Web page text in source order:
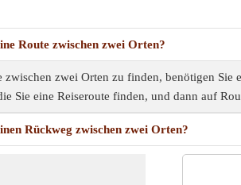
Route zwischen zwei Orten?
zwischen zwei Orten zu finden, benötigen Sie
Sie eine Reiseroute finden, und dann auf
Rückweg zwischen zwei Orten?